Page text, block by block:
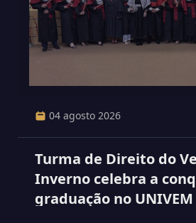
04 agosto 2026
Turma de Direito do
Inverno celebra a
graduação no UNIVEM